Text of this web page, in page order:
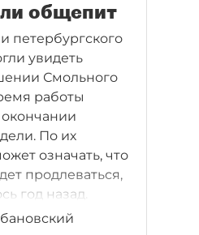
общепит
петербургского
увидеть
Смольного
работы
По их
означать, что
продлеваться,
год назад.